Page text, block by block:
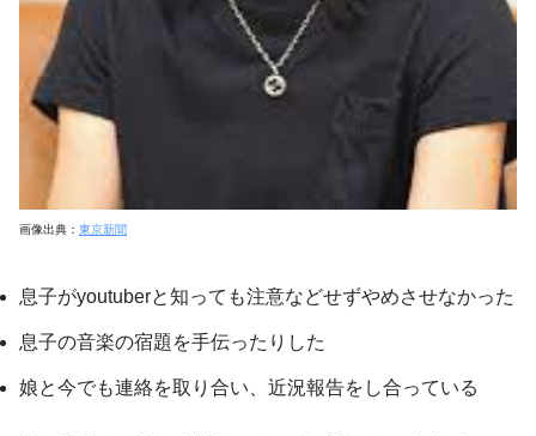
画像出典： 東京新聞
息子がyoutuberと知っても注意などせずやめさせなかった
息子の音楽の宿題を手伝ったりした
娘と今でも連絡を取り合い、近況報告をし合っている